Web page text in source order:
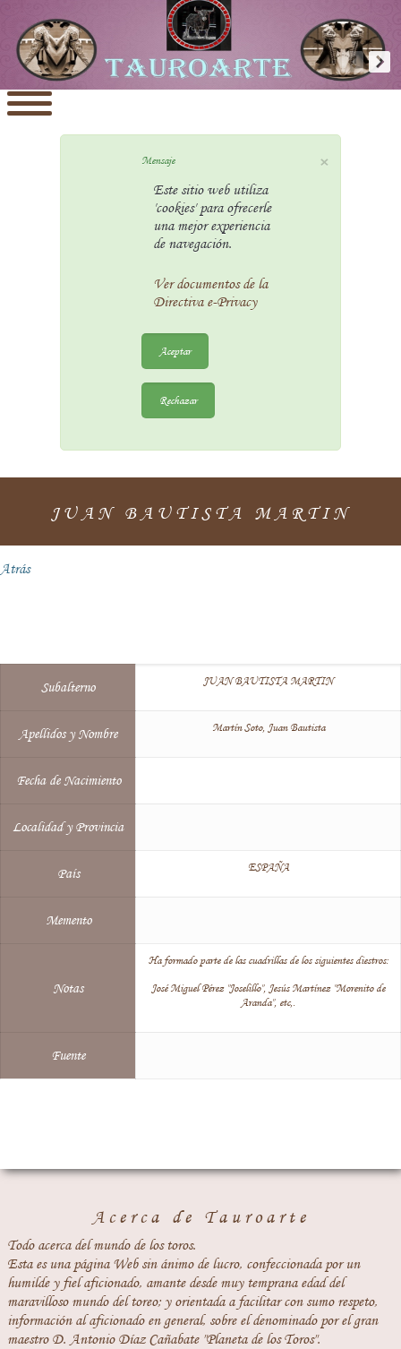
×
Mensaje
Este sitio web utiliza
'cookies' para ofrecerle
una mejor experiencia
de navegación.
Ver documentos de la
Directiva e-Privacy
Aceptar
Rechazar
JUAN BAUTISTA MARTIN
Atrás
Subalterno JUAN BAUTISTA MARTIN
Apellidos y Nombre Martín Soto, Juan Bautista
Fecha de Nacimiento
Localidad y Provincia
País ESPAÑA
Memento
Notas
Ha formado parte de las cuadrillas de los siguientes diestros:
José Miguel Pérez "Joselillo", Jesús Martínez "Morenito de
Aranda", etc,.
Fuente
Acerca de Tauroarte
Todo acerca del mundo de los toros.
Esta es una página Web sin ánimo de lucro, confeccionada por un
humilde y fiel aficionado, amante desde muy temprana edad del
maravilloso mundo del toreo; y orientada a facilitar con sumo respeto,
información al aficionado en general, sobre el denominado por el gran
maestro D. Antonio Díaz Cañabate "Planeta de los Toros".